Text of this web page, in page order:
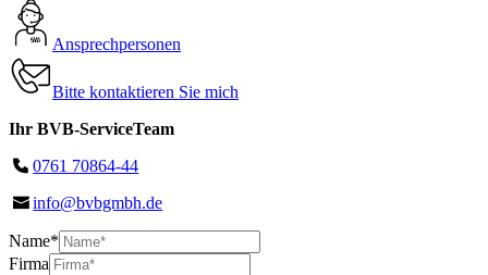
Ansprechpersonen
Bitte kontaktieren Sie mich
Ihr BVB-ServiceTeam
0761 70864-44
info@bvbgmbh.de
Name*
Firma